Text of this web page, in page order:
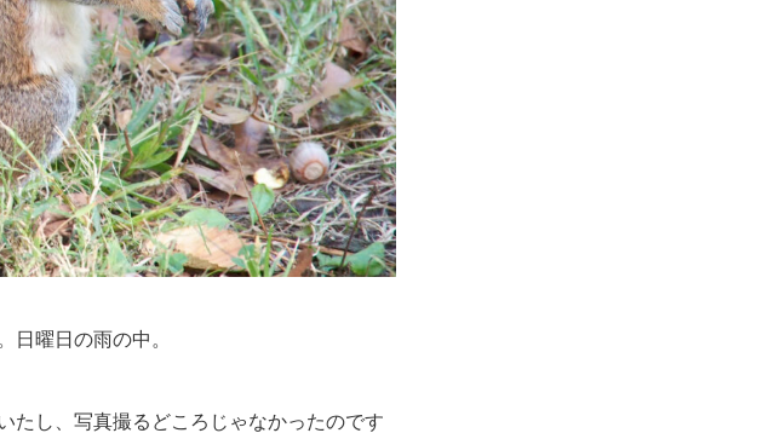
日曜日の雨の中。
たし、写真撮るどころじゃなかったのです